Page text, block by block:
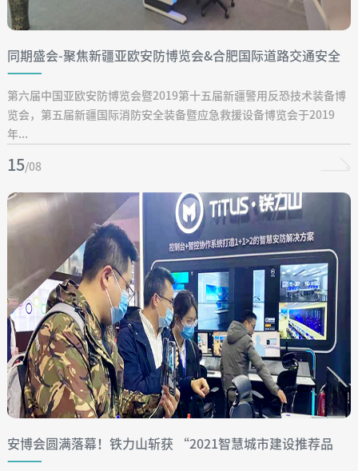
同期盛会-聚焦新疆亚欧安防博览会&合肥国际道路交通安全
博览会
第六届中国亚欧安防博览会暨2019第十五届新疆警用反恐技术装备博
览会，第五届新疆国际消防安全装备暨应急救援设备博览会于2019
年...
15/08
安博会圆满落幕！铁力山斩获 “2021智慧城市建设推荐品